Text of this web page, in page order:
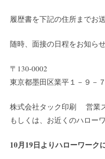
履歴書を下記の住所までお
随時、面接の日程をお知らせ
〒130-0002
東京都墨田区業平１－９－７
株式会社タック印刷 営業
もしくは、お近くのハロー
10月19日よりハローワーク